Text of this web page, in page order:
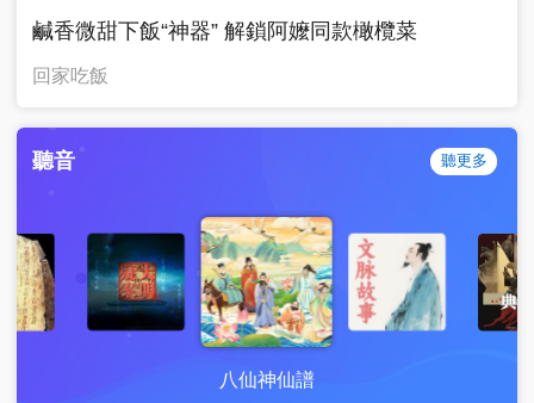
鹹香微甜下飯“神器” 解鎖阿嬤同款橄欖菜
回家吃飯
聽音 聽更多
八仙神仙譜